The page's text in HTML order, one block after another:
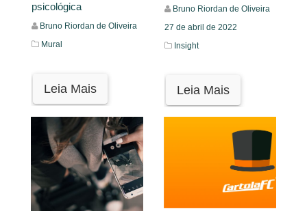
psicológica
Bruno Riordan de Oliveira
Mural
Leia Mais
Bruno Riordan de Oliveira
27 de abril de 2022
Insight
Leia Mais